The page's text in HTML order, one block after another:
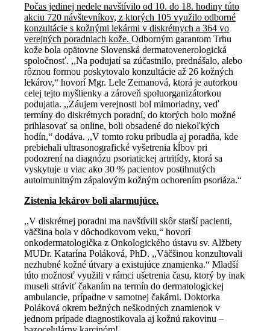
Počas jedinej nedele navštívilo od 10. do 18. hodiny túto
akciu 720 návštevníkov, z ktorých 105 využilo odborné
konzultácie s kožnými lekármi v diskrétnych a 364 vo
verejných poradniach kože.Odborným garantom Trhu
kože bola opätovne Slovenská dermatovenerologická
spoločnosť. ,,Na podujatí sa zúčastnilo, prednášalo, alebo
rôznou formou poskytovalo konzultácie až 26 kožných
lekárov,“ hovorí Mgr. Lele Zemanová, ktorá je autorkou
celej tejto myšlienky a zároveň spoluorganizátorkou
podujatia. ,,Záujem verejnosti bol mimoriadny, veď
termíny do diskrétnych poradní, do ktorých bolo možné
prihlasovať sa online, boli obsadené do niekoľkých
hodín,“ dodáva. ,,V tomto roku pribudla aj poradňa, kde
prebiehali ultrasonografické vyšetrenia kĺbov pri
podozrení na diagnózu psoriatickej artritídy, ktorá sa
vyskytuje u viac ako 30 % pacientov postihnutých
autoimunitným zápalovým kožným ochorením psoriáza.“
Zistenia lekárov boli alarmujúce.
,,V diskrétnej poradni ma navštívili skôr starší pacienti,
väčšina bola v dôchodkovom veku,“ hovorí
onkodermatologička z Onkologického ústavu sv. Alžbety
MUDr. Katarína Poláková, PhD. ,,Väčšinou konzultovali
nezhubné kožné útvary a existujúce znamienka.“ Mladší
túto možnosť využili v rámci ušetrenia času, ktorý by inak
museli stráviť čakaním na termín do dermatologickej
ambulancie, prípadne v samotnej čakárni. Doktorka
Poláková okrem bežných neškodných znamienok v
jednom prípade diagnostikovala aj kožnú rakovinu –